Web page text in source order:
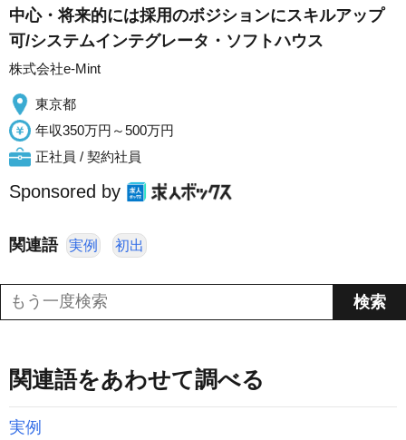
中心・将来的には採用のボジションにスキルアップ
可/システムインテグレータ・ソフトハウス
株式会社e-Mint
東京都
年収350万円～500万円
正社員 / 契約社員
Sponsored by
関連語 実例 初出
関連語をあわせて調べる
実例